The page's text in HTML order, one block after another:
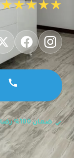
★★★★★
ضمان 100% رضا العميل